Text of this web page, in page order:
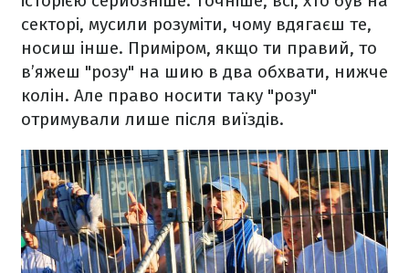
секторі, мусили розуміти, чому вдягаєш те,
носиш інше. Приміром, якщо ти правий, то
в’яжеш "розу" на шию в два обхвати, нижче
колін. Але право носити таку "розу"
отримували лише після виїздів.